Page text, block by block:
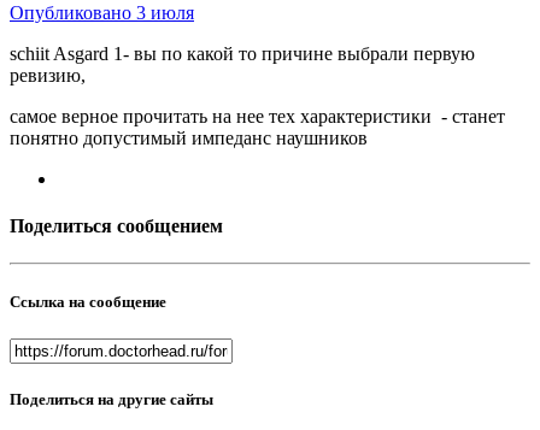
Опубликовано 3 июля
schiit Asgard 1- вы по какой то причине выбрали первую
ревизию,
самое верное прочитать на нее тех характеристики - станет
понятно допустимый импеданс наушников
Поделиться сообщением
Ссылка на сообщение
Поделиться на другие сайты